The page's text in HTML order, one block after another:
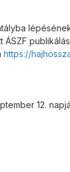
ÁSZF
https://
12.